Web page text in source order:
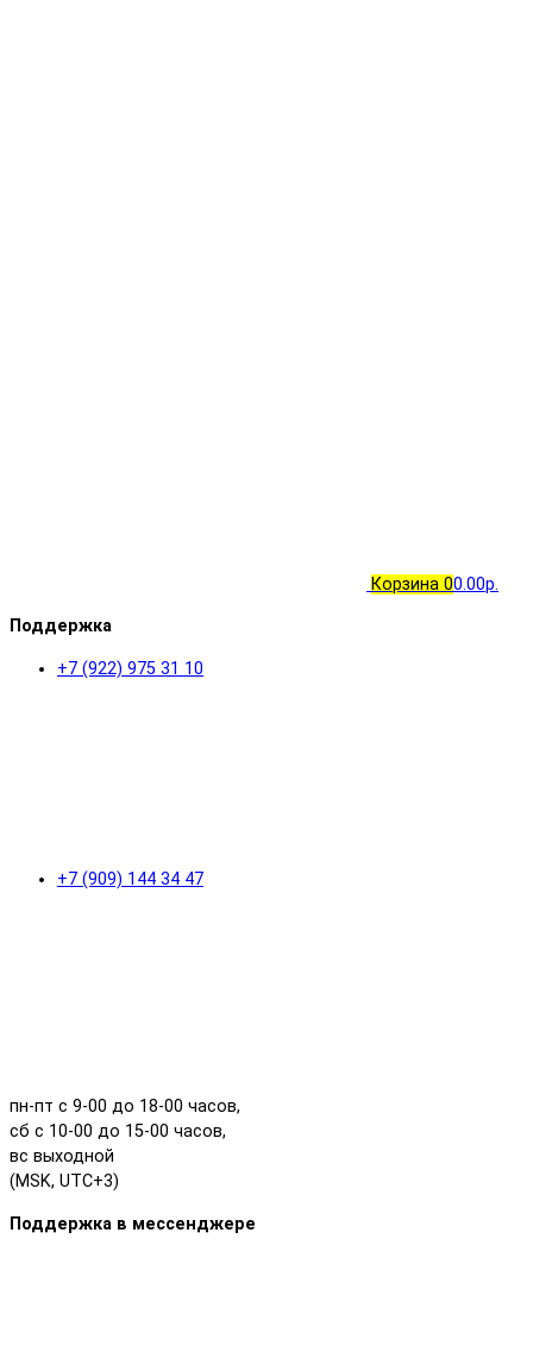
Корзина 00.00р.
Поддержка
+7 (922) 975 31 10
+7 (909) 144 34 47
пн-пт с 9-00 до 18-00 часов,
сб с 10-00 до 15-00 часов,
вс выходной
(MSK, UTC+3)
Поддержка в мессенджере